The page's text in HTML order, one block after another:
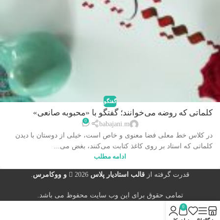
گفتگو
کلماتی که روضه می‌خوانند؛ گفتگو با «محبوبه صانعی»
هنرجوی دوره خط معلی babajani.m
0
در کلاس خط معلی فضا معنوی و خاص است، خیلی از دوستان با دیدن
کلماتی که استاد بر روی کاغذ کتابت می‌کنند، بغض می‌...
ادامه مطلب
قدرت گرفته ازقالب استادیار پلاس2026 و ووکامرس.
تمامی حقوق برای این وب سایت محفوظ می باشد.
0